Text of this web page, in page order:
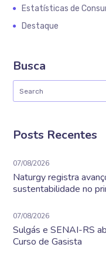
Estatísticas de
Destaque
Busca
Posts Recentes
07/08/2026
Naturgy registra
sustentabilidade no
07/08/2026
Sulgás e SENAI-RS
Curso de Gasista